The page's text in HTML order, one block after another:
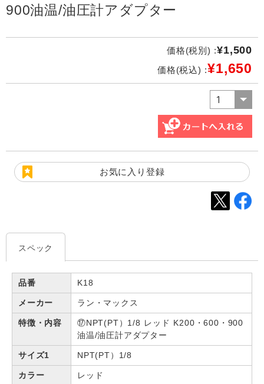
900油温/油圧計アダプター
価格(税別) :¥1,500
価格(税込) :¥1,650
お気に入り登録
スペック
品番 K18
メーカー ラン・マックス
特徴・内容
⑰NPT(PT）1/8 レッド K200・600・900
油温/油圧計アダプター
サイズ1 NPT(PT）1/8
カラー レッド